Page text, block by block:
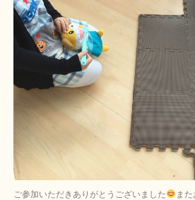
ご参加いただきありがとうございました
ま